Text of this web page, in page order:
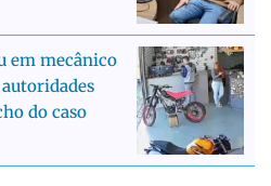
em mecânico
do caso